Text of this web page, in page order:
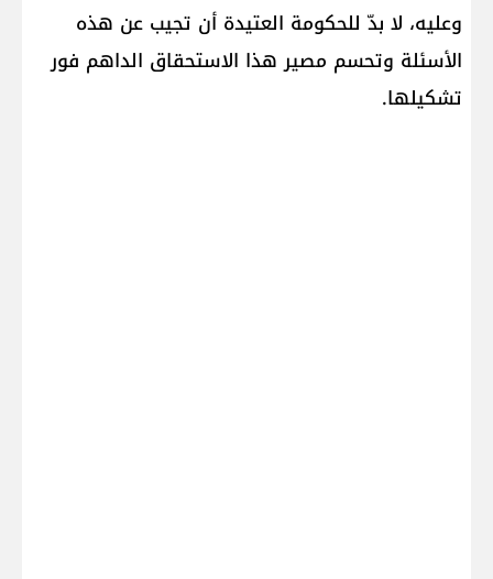
وعليه، لا بدّ للحكومة العتيدة أن تجيب عن هذه
الأسئلة وتحسم مصير هذا الاستحقاق الداهم فور
تشكيلها.